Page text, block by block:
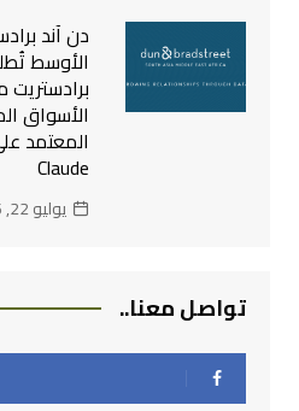
دن آند
الأوسط
الأسواق
المعتمد
Claude
يوليو 22, 2026
تواصل معنا..